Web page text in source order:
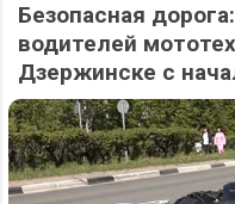
Безопасная
водителей
Дзержинске с